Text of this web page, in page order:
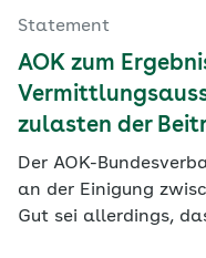
Statement
AOK zum
zulasten der
Der AOK-
an der Einigung
Gut sei allerdings,